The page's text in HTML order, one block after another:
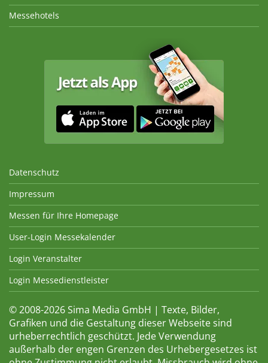
Messehotels
Datenschutz
Impressum
Messen für Ihre Homepage
User-Login Messekalender
Login Veranstalter
Login Messedienstleister
© 2008-2026 Sima Media GmbH | Texte, Bilder,
Grafiken und die Gestaltung dieser Webseite sind
urheberrechtlich geschützt. Jede Verwendung
außerhalb der engen Grenzen des Urhebergesetzes ist